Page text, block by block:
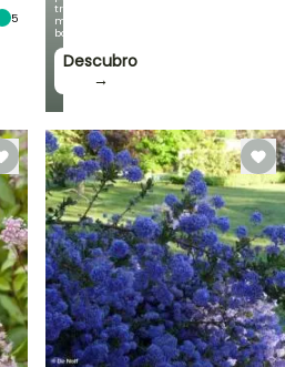
trepadoras
más
bonitas!
Descubro
→
5